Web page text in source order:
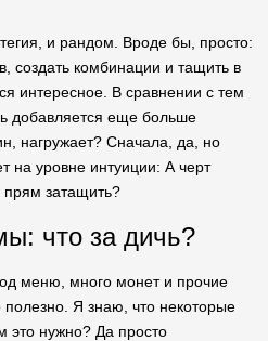
и рандом. Вроде бы, просто:
создать комбинации и тащить в
интересное. В сравнении с тем
добавляется еще больше
нагружает? Сначала, да, но
на уровне интуиции: А черт
прям затащить?
что за дичь?
меню, много монет и прочие
Я знаю, что некоторые
это нужно? Да просто